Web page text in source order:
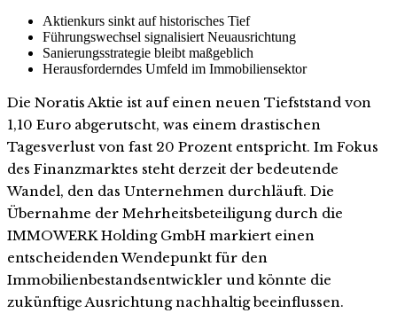
Aktienkurs sinkt auf historisches Tief
Führungswechsel signalisiert Neuausrichtung
Sanierungsstrategie bleibt maßgeblich
Herausforderndes Umfeld im Immobiliensektor
Die Noratis Aktie ist auf einen neuen Tiefststand von
1,10 Euro abgerutscht, was einem drastischen
Tagesverlust von fast 20 Prozent entspricht. Im Fokus
des Finanzmarktes steht derzeit der bedeutende
Wandel, den das Unternehmen durchläuft. Die
Übernahme der Mehrheitsbeteiligung durch die
IMMOWERK Holding GmbH markiert einen
entscheidenden Wendepunkt für den
Immobilienbestandsentwickler und könnte die
zukünftige Ausrichtung nachhaltig beeinflussen.